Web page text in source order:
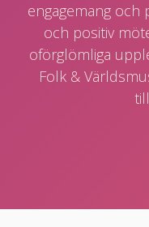
engagemang och
och positiv
oförglömliga
Folk &